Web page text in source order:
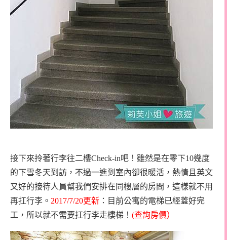
接下來拎著行李往二樓Check-in吧！雖然是在零下10幾度
的下雪冬天到訪，不過一進到室內卻很暖活，熱情且英文
又好的接待人員幫我們安排在同樓層的房間，這樣就不用
再扛行李。 2017/7/20更新 ：目前公寓的電梯已經蓋好完
工，所以就不需要扛行李走樓梯！ (查詢房價）